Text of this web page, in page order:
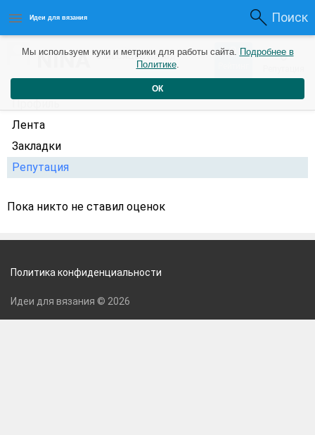
Идеи для вязания Поиск
NINA9 месяцев назад 0 0
Профиль
Лента
Закладки
Репутация
Пока никто не ставил оценок
Мы используем куки и метрики для работы сайта. Подробнее в
Политике.
ОК
Политика конфиденциальности
Идеи для вязания © 2026